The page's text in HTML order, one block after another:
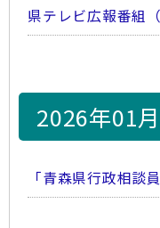
県テレビ広報番組
2026年01
「青森県行政相談